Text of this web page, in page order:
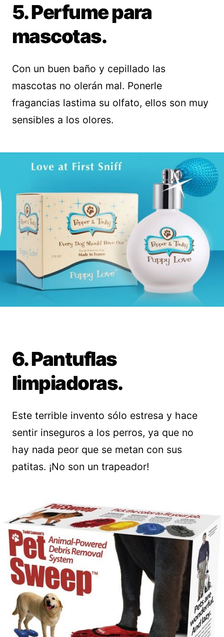
5. Perfume para
mascotas.
Con un buen baño y cepillado las
mascotas no olerán mal. Ponerle
fragancias lastima su olfato, ellos son muy
sensibles a los olores.
6. Pantuflas
limpiadoras.
Este terrible invento sólo estresa y hace
sentir inseguros a los perros, ya que no
hay nada peor que se metan con sus
patitas. ¡No son un trapeador!